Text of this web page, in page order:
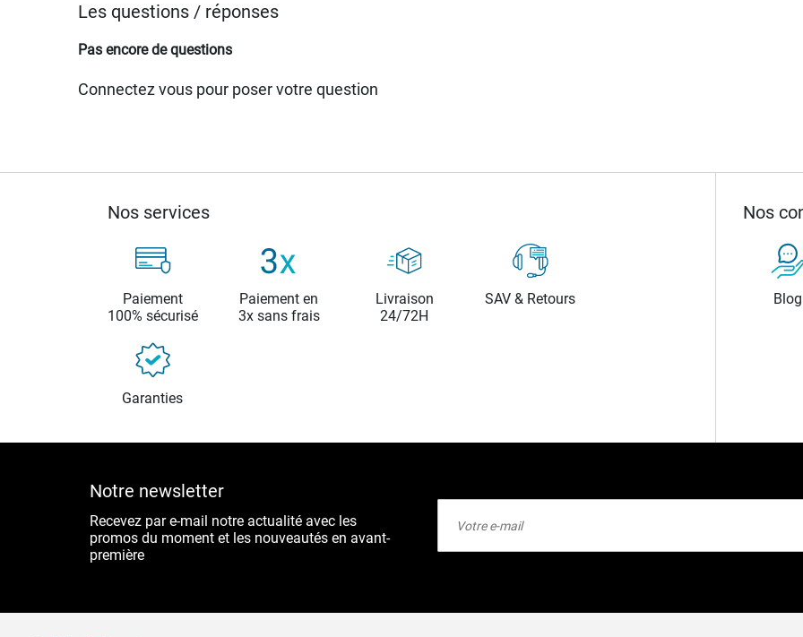
Les questions / réponses
Pas encore de questions
Connectez vous pour poser votre question
Nos services
Paiement
100% sécurisé
Paiement en
3x sans frais
Livraison
24/72H
SAV & Retours
Garanties
Nos
Blog
Notre newsletter
Recevez par e-mail notre actualité avec les
promos du moment et les nouveautés en avant-
première
notre
: